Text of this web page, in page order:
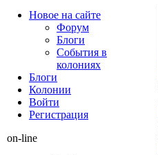
Новое на сайте
Форум
Блоги
События в
колониях
Блоги
Колонии
Войти
Peгиcтpaция
on-line